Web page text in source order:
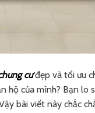
cưđẹp và tối ưu
hộ của mình? Bạn lo
bài viết này chắc